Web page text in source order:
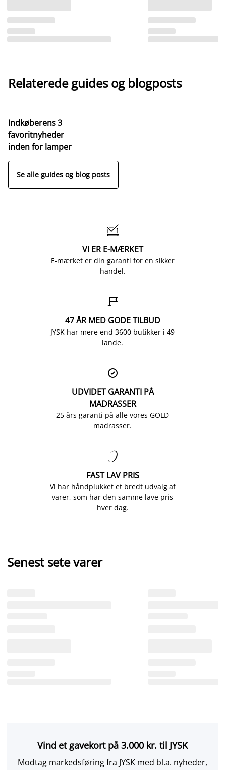
Relaterede guides og blogposts
Indkøberens 3
favoritnyheder
inden for lamper
Se alle guides og blog posts

VI ER E-MÆRKET
E-mærket er din garanti for en sikker
handel.

47 ÅR MED GODE TILBUD
JYSK har mere end 3600 butikker i 49
lande.

UDVIDET GARANTI PÅ
MADRASSER
25 års garanti på alle vores GOLD
madrasser.

FAST LAV PRIS
Vi har håndplukket et bredt udvalg af
varer, som har den samme lave pris
hver dag.
Senest sete varer
Vind et gavekort på 3.000 kr. til JYSK
Modtag markedsføring fra JYSK med bl.a. nyheder,